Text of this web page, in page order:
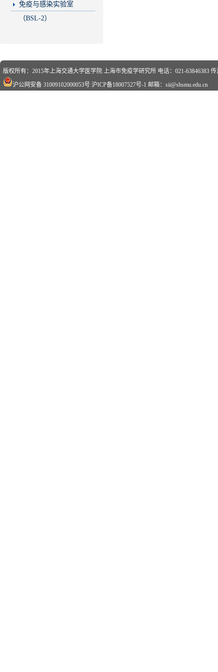
免疫与感染实验室
（BSL-2）
版权所有：2015年上海交通大学医学院 上海市免疫学研究所 电话：021-63846383 传
沪公网安备 31009102000053号 沪ICP备18007527号-1 邮箱：sii@shsmu.edu.cn